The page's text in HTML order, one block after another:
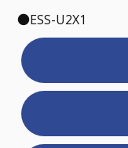
●ESS-U2X1